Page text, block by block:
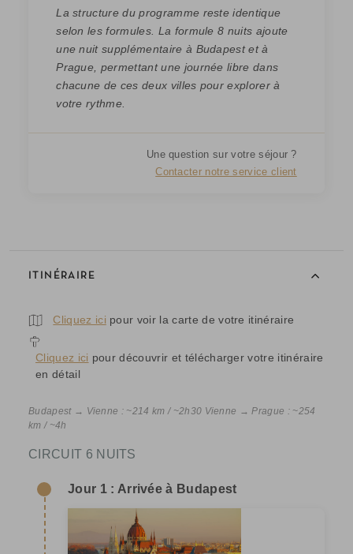
La structure du programme reste identique
selon les formules. La formule 8 nuits ajoute
une nuit supplémentaire à Budapest et à
Prague, permettant une journée libre dans
chacune de ces deux villes pour explorer à
votre rythme.
Une question sur votre séjour ?
Contacter notre service client
ITINÉRAIRE
Cliquez ici pour voir la carte de votre itinéraire
Cliquez ici pour découvrir et télécharger votre itinéraire
en détail
Budapest → Vienne : ~214 km / ~2h30 Vienne → Prague : ~254
km / ~4h
CIRCUIT 6 NUITS
Jour 1 : Arrivée à Budapest